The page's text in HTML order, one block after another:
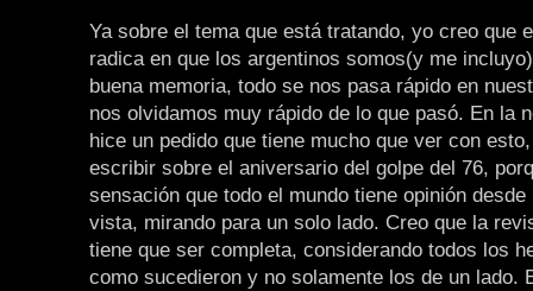
Ya sobre el tema que está tratando, yo creo que
radica en que los argentinos somos(y me
buena memoria, todo se nos pasa rápido en
nos olvidamos muy rápido de lo que pasó. En la
hice un pedido que tiene mucho que ver con
escribir sobre el aniversario del golpe del 76,
sensación que todo el mundo tiene opinión
vista, mirando para un solo lado. Creo que la
tiene que ser completa, considerando todos los
como sucedieron y no solamente los de un lado.